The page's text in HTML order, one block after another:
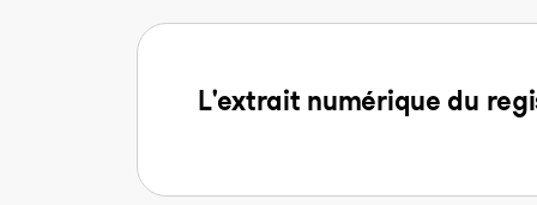
L'extrait numérique du